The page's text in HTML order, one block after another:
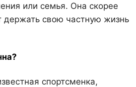
или семья. Она скорее
держать свою частную жизнь
спортсменка,